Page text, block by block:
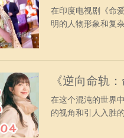
在印度电视剧《命
明的人物形象和复
《逆向命轨
在这个混沌的世界
的视角和引人入胜